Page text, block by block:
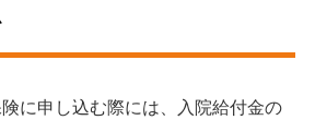
に申し込む際には、入院給付金の